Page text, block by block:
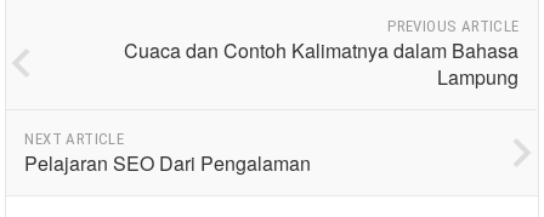
PREVIOUS ARTICLE
Cuaca dan Contoh Kalimatnya dalam Bahasa
Lampung
NEXT ARTICLE
Pelajaran SEO Dari Pengalaman